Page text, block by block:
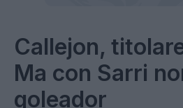
Callejon,
Ma con Sarri
goleador